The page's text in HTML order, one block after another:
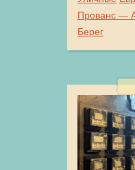
Прованс —
Берег